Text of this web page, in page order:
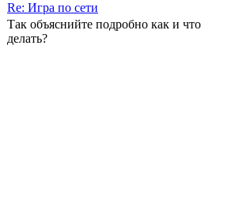
Re: Игра по сети
Так объяснийте подробно как и что
делать?